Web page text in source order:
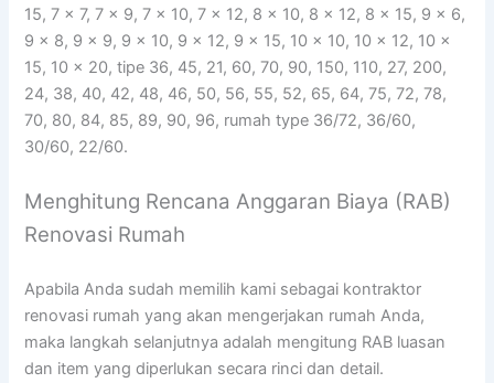
15, 7 x 7, 7 x 9, 7 x 10, 7 x 12, 8 x 10, 8 x 12, 8 x 15, 9 x 6,
9 x 8, 9 x 9, 9 x 10, 9 x 12, 9 x 15, 10 x 10, 10 x 12, 10 x
15, 10 x 20, tipe 36, 45, 21, 60, 70, 90, 150, 110, 27, 200,
24, 38, 40, 42, 48, 46, 50, 56, 55, 52, 65, 64, 75, 72, 78,
70, 80, 84, 85, 89, 90, 96, rumah type 36/72, 36/60,
30/60, 22/60.
Menghitung Rencana Anggaran Biaya (RAB)
Renovasi Rumah
Apabila Anda sudah memilih kami sebagai kontraktor
renovasi rumah yang akan mengerjakan rumah Anda,
maka langkah selanjutnya adalah mengitung RAB luasan
dan item yang diperlukan secara rinci dan detail.